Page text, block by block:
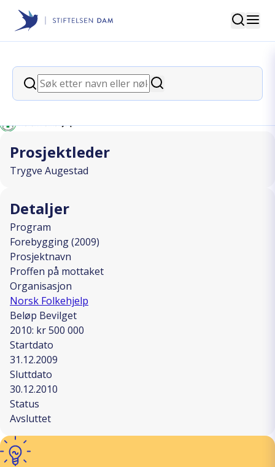
Stiftelsen Dam
Søk
Søk
Søk
back
Proffen på mottaket
Prosjektleder
Trygve Augestad
Detaljer
Program
Forebygging (2009)
Prosjektnavn
Proffen på mottaket
Organisasjon
Norsk Folkehjelp
Beløp Bevilget
2010: kr 500 000
Startdato
31.12.2009
Sluttdato
30.12.2010
Status
Avsluttet